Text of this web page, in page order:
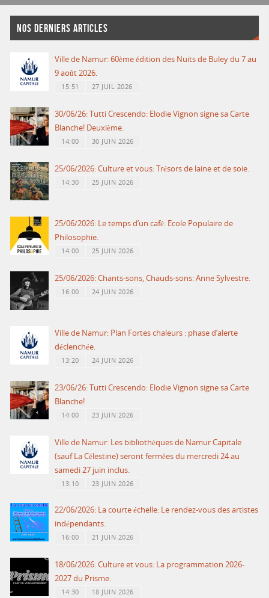
NOS DERNIERS ARTICLES
Ville de Namur: 60ème édition des Nuits de Buley du 7 au
9 août 2026.
15:51 27 JUIL 2026
30/06/26: Tutti Crescendo: Elodie Vignon signe sa Carte
Blanche! Deuxième.
14:00 30 JUIN 2026
25/06/2026: Culture et vous: Trésors de laine et de soie.
14:30 25 JUIN 2026
25/06/2026: Le temps d’un café: Ecole Populaire de
Philosophie.
14:00 25 JUIN 2026
25/06/2026: Chants-sons, Chauds-sons: Anne Sylvestre.
16:00 24 JUIN 2026
Ville de Namur: Plan Fortes chaleurs : phase d’alerte
déclenchée.
13:20 24 JUIN 2026
23/06/26: Tutti Crescendo: Elodie Vignon signe sa Carte
Blanche!
14:00 23 JUIN 2026
Ville de Namur: Les bibliothèques de Namur Capitale
(sauf La Célestine) seront fermées du mercredi 24 au
samedi 27 juin inclus.
13:10 23 JUIN 2026
22/06/2026: La courte échelle: Le rendez-vous des artistes
indépendants.
16:00 21 JUIN 2026
18/06/2026: Culture et vous: La programmation 2026-
2027 du Prisme.
14:30 18 JUIN 2026